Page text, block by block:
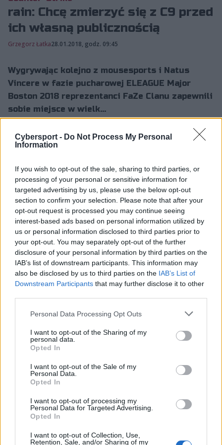
Cybersport - Do Not Process My Personal
Information
If you wish to opt-out of the sale, sharing to third parties, or
processing of your personal or sensitive information for
targeted advertising by us, please use the below opt-out
section to confirm your selection. Please note that after your
opt-out request is processed you may continue seeing
interest-based ads based on personal information utilized by
us or personal information disclosed to third parties prior to
your opt-out. You may separately opt-out of the further
disclosure of your personal information by third parties on the
IAB’s list of downstream participants. This information may
also be disclosed by us to third parties on the IAB’s List of
Downstream Participants that may further disclose it to other
Personal Data Processing Opt Outs
I want to opt-out of the Sharing of my
personal data.
Opted In
I want to opt-out of the Sale of my
Personal Data.
Opted In
I want to opt-out of processing my
Personal Data for Targeted Advertising.
Opted In
I want to opt-out of Collection, Use,
Retention, Sale, and/or Sharing of my
rain: Chcę zmierzyć się z C9 przed
ich własną publicznością
Grzegorz Łatka28.01.2018, godz. 09:45
Wygrywając kolejno z mousesports i Natus
Vincere w fazie pucharowej ELEAGUE Major
Boston 2018 reprezentanci FaZe Clanu zapewnili
sobie miejsce w wielk...
Wygrywając kolejno z mousesports i Natus Vincere w
reprezentanci FaZe Clanu zapewnili sobie miejsce w
wielkim finale całych zawodów. Faworyt póki co nie
zawodzi.
Håvard "rain" Nygaard, jeden z zawodników FaZe,
niedługo po zakończeniu spotkania ze
wschodnioeuropejską drużyną przyznał, że w
decydującym meczu wolałby stanąć w szranki z Cloud9
niż z SK Gaming. O tym, że tak właśnie się stanie
dowiedzieliśmy się kilka godzin później. –Oczywiście, że
chcielibyśmy zmierzyć się z SK, ale wolałbym grać
przeciwko podstawowemu składowi. Nawet gdybyśmy
wygraliśmy z nimi tylko dlatego, że grają z
rezerwowym– stwierdził Norweg. –
Z tego powodu
chcę zmierzyć się z Cloud9 przed ich publicznością. To
byłoby tak, jak w Oakland czy Nowym Jorku, gdy
graliśmy z C9 i panowała kompletna cisza. Fajnie byłoby
Amerykańska formacja zdążyła już udowodnić, że
potrafi wygrywać z najlepszymi. W ćwierćfinale pewnie
pokonała G2 Esports, natomiast w półfinale rozprawiła